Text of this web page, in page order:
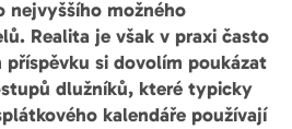
nejvyššího možného
Realita je však v praxi často
si dovolím poukázat
dlužníků, které typicky
kalendáře používají